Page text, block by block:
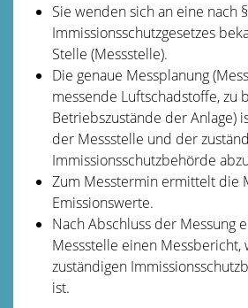
Sie wenden sich an eine nach
Immissionsschutzgesetzes
Stelle (Messstelle).
Die genaue Messplanung
messende Luftschadstoffe, zu
Betriebszustände der Anlage)
der Messstelle und der
Immissionsschutzbehörde
Zum Messtermin ermittelt die
Emissionswerte.
Nach Abschluss der Messung
Messstelle einen Messbericht,
zuständigen
ist.